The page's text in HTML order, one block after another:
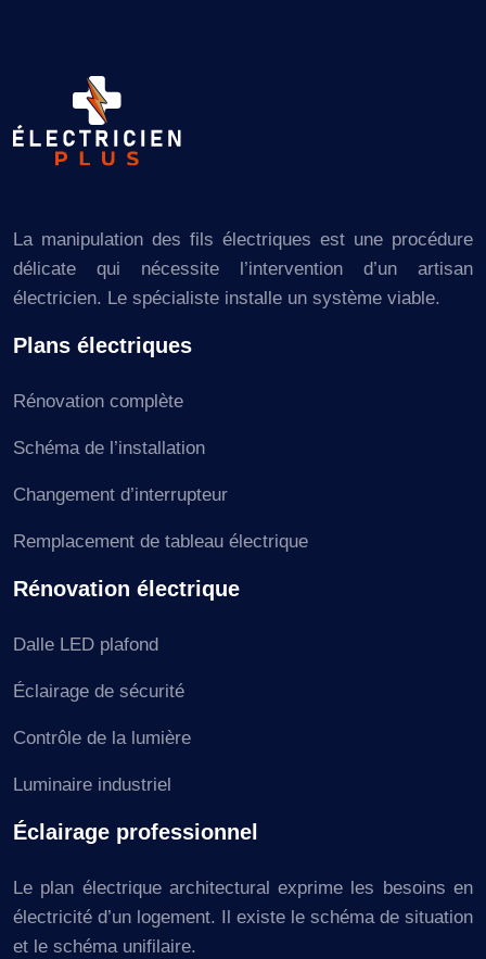
La manipulation des fils électriques est une procédure
délicate qui nécessite l’intervention d’un artisan
électricien. Le spécialiste installe un système viable.
Plans électriques
Rénovation complète
Schéma de l’installation
Changement d’interrupteur
Remplacement de tableau électrique
Rénovation électrique
Dalle LED plafond
Éclairage de sécurité
Contrôle de la lumière
Luminaire industriel
Éclairage professionnel
Le plan électrique architectural exprime les besoins en
électricité d’un logement. Il existe le schéma de situation
et le schéma unifilaire.